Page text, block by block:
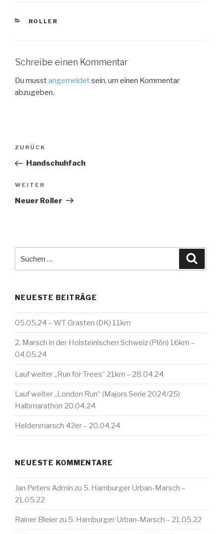
KATEGORIEN
ROLLER
Schreibe einen Kommentar
Du musstangemeldetsein, um einen Kommentar
abzugeben.
Beitragsnavigation
Vorheriger
Beitrag
ZURÜCK
Handschuhfach
Nächster
Beitrag
WEITER
Neuer Roller
nach:
NEUESTE BEITRÄGE
05.05.24 – WT Grasten (DK) 11km
2. Marsch in der Holsteinischen Schweiz (Plön) 16km –
04.05.24
Lauf weiter „Run for Trees“ 21km – 28.04.24
Lauf weiter „London Run“ (Majors Serie 2024/25)
Halbmarathon 20.04.24
Heldenmarsch 42er – 20.04.24
NEUESTE KOMMENTARE
Jan Peters Admin zu 5. Hamburger Urban-Marsch –
21.05.22
Rainer Bleierzu 5. Hamburger Urban-Marsch – 21.05.22